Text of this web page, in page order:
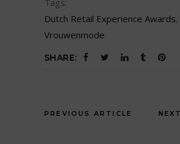
Tags:
Dutch Retail Experience Awards,
Vrouwenmode
SHARE:
PREVIOUS ARTICLE